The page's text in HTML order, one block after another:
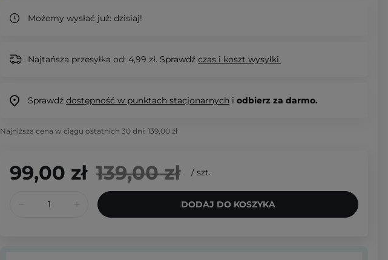
Możemy wysłać już: dzisiaj!
Najtańsza przesyłka od: 4,99 zł. Sprawdź czas i koszt wysyłki.
Sprawdź dostępność w punktach stacjonarnych i odbierz za darmo.
Najniższa cena w ciągu ostatnich 30 dni: 139,00 zł
99,00 zł 139,00 zł / szt.
DODAJ DO KOSZYKA